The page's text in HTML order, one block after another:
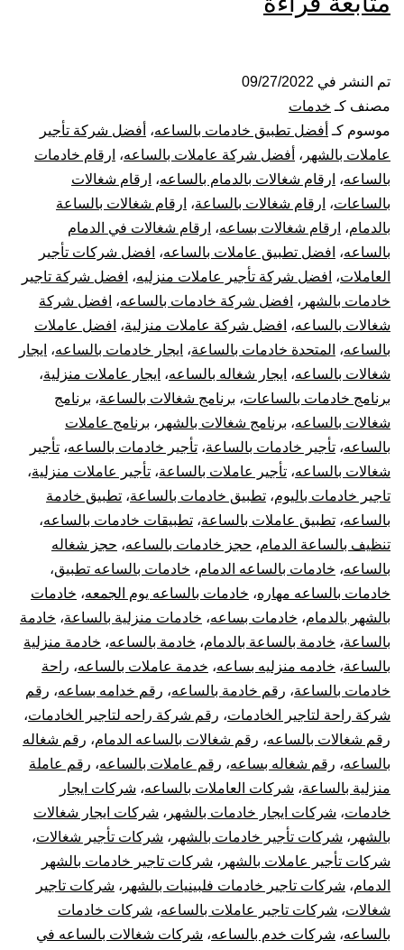
بالساعة
بالدمام
تم النشر في 09/27/2022
مصنف كـ خدمات
موسوم كـ أفضل تطبيق خادمات بالساعه، أفضل شركة تأجير
عاملات بالشهر ، أفضل شركة عاملات بالساعه، ارقام خادمات
بالساعه، ارقام شغالات بالدمام بالساعه، ارقام شغالات
بالساعات، ارقام شغالات بالساعة، ارقام شغالات بالساعة
بالدمام، ارقام شغالات بساعه، ارقام شغالات في الدمام
بالساعه، افضل تطبيق عاملات بالساعه، افضل شركات تأجير
العاملات، افضل شركة تأجير عاملات منزليه، افضل شركة تاجير
خادمات بالشهر ، افضل شركة خادمات بالساعه، افضل شركة
شغالات بالساعه، افضل شركة عاملات منزلية، افضل عاملات
بالساعه، المتحدة خادمات بالساعة، ايجار خادمات بالساعه، ايجار
شغالات بالساعه، ايجار شغاله بالساعه، ايجار عاملات منزلية،
برنامج خادمات بالساعات، برنامج شغالات بالساعة، برنامج
شغالات بالساعه، برنامج شغالات بالشهر ، برنامج عاملات
بالساعه، تأجير خادمات بالساعة، تأجير خادمات بالساعه، تأجير
شغالات بالساعه، تأجير عاملات بالساعة، تأجير عاملات منزلية،
تاجير خادمات باليوم، تطبيق خادمات بالساعة، تطبيق خادمة
بالساعه، تطبيق عاملات بالساعة، تطبيقات خادمات بالساعه،
تنظيف بالساعة الدمام، حجز خادمات بالساعه، حجز شغاله
بالساعه، خادمات بالساعه الدمام، خادمات بالساعه تطبيق،
خادمات بالساعه مهاره، خادمات بالساعه يوم الجمعه، خادمات
بالشهر بالدمام، خادمات بساعه، خادمات منزلية بالساعة، خادمة
بالساعة، خادمة بالساعة بالدمام، خادمة بالساعه، خادمة منزلية
بالساعة، خادمه منزليه بساعه، خدمة عاملات بالساعه، راحة
خادمات بالساعة، رقم خادمة بالساعه، رقم خدامه بساعه، رقم
شركة راحة لتاجير الخادمات، رقم شركة راحه لتاجير الخادمات،
رقم شغالات بالساعه، رقم شغالات بالساعه الدمام، رقم شغاله
بالساعه، رقم شغاله بساعه، رقم عاملات بالساعه، رقم عاملة
منزلية بالساعة، شركات العاملات بالساعه، شركات ايجار
خادمات، شركات ايجار خادمات بالشهر ، شركات ايجار شغالات
بالشهر ، شركات تأجير خادمات بالشهر ، شركات تأجير شغالات،
شركات تأجير عاملات بالشهر ، شركات تاجير خادمات بالشهر
الدمام، شركات تاجير خادمات فلبينيات بالشهر ، شركات تاجير
شغالات، شركات تاجير عاملات بالساعه، شركات خادمات
بالساعه، شركات خدم بالساعه، شركات شغالات بالساعه في